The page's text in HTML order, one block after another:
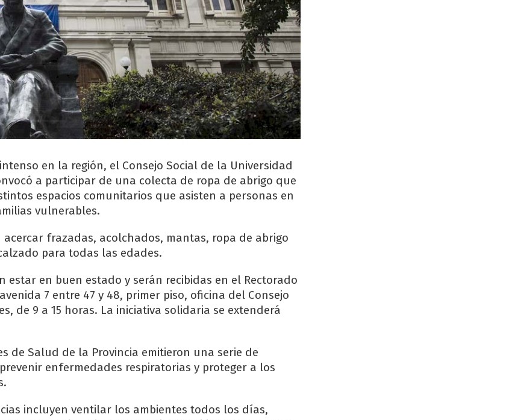
en la región, el Consejo Social de la Universidad
a participar de una colecta de ropa de abrigo que
espacios comunitarios que asisten a personas en
vulnerables.
frazadas, acolchados, mantas, ropa de abrigo
para todas las edades.
estar en buen estado y serán recibidas en el Rectorado
7 entre 47 y 48, primer piso, oficina del Consejo
de 9 a 15 horas. La iniciativa solidaria se extenderá
de Salud de la Provincia emitieron una serie de
enfermedades respiratorias y proteger a los
incluyen ventilar los ambientes todos los días,